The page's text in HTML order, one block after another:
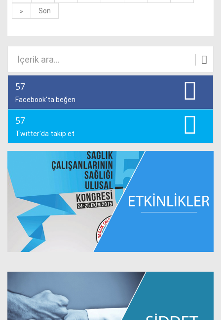
»
Son
57
Facebook'ta beğen
57
Twitter'da takip et